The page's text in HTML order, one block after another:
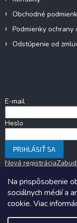
Na prispôsobenie
sociálnych médií a
cookie. Viac
Obchodné
Podmienky ochrany
Odstúpenie od
E-mail
Heslo
PRIHLÁSIŤ SA
Nová registrácia